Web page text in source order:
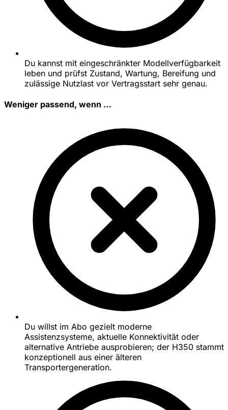
Du kannst mit eingeschränkter Modellverfügbarkeit
leben und prüfst Zustand, Wartung, Bereifung und
zulässige Nutzlast vor Vertragsstart sehr genau.
Weniger passend, wenn …
Du willst im Abo gezielt moderne
Assistenzsysteme, aktuelle Konnektivität oder
alternative Antriebe ausprobieren; der H350 stammt
konzeptionell aus einer älteren
Transportergeneration.